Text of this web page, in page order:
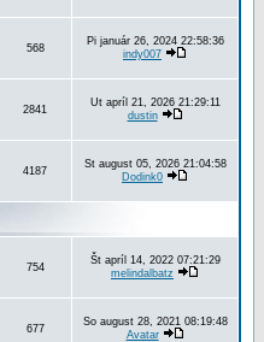
568
Pi január 26, 2024 22:58:36
indy007
2841
Ut apríl 21, 2026 21:29:11
dustin
4187
St august 05, 2026 21:04:58
Dodink0
754
Št apríl 14, 2022 07:21:29
melindalbatz
677
So august 28, 2021 08:19:48
Avatar